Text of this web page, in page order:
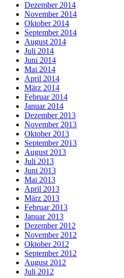
Dezember 2014
November 2014
Oktober 2014
September 2014
August 2014
Juli 2014
Juni 2014
Mai 2014
April 2014
März 2014
Februar 2014
Januar 2014
Dezember 2013
November 2013
Oktober 2013
September 2013
August 2013
Juli 2013
Juni 2013
Mai 2013
April 2013
März 2013
Februar 2013
Januar 2013
Dezember 2012
November 2012
Oktober 2012
September 2012
August 2012
Juli 2012